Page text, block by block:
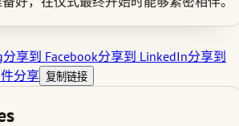
分享到 Facebook分享到 LinkedIn分享到
分享 复制链接